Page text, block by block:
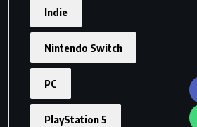
Indie
Nintendo Switch
PC
PlayStation 5